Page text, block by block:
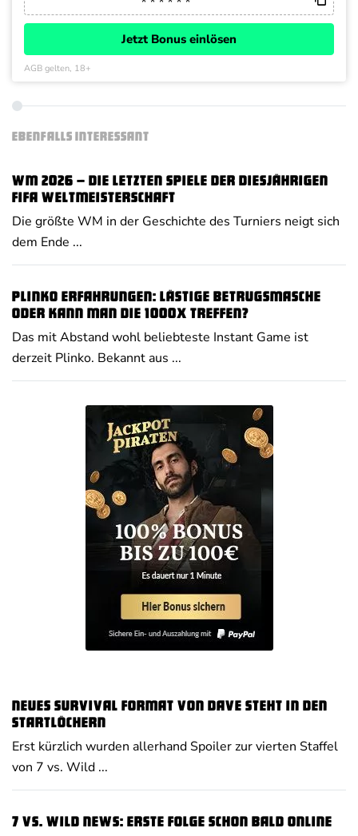
Jetzt Bonus einlösen
AGB gelten, 18+
EBENFALLS INTERESSANT
WM 2026 – Die letzten Spiele der diesjährigen
FIFA Weltmeisterschaft
Die größte WM in der Geschichte des Turniers neigt sich
dem Ende ...
Plinko Erfahrungen: Lästige Betrugsmasche
oder kann man die 1000x treffen?
Das mit Abstand wohl beliebteste Instant Game ist
derzeit Plinko. Bekannt aus ...
Neues Survival Format von Dave steht in den
Startlöchern
Erst kürzlich wurden allerhand Spoiler zur vierten Staffel
von 7 vs. Wild ...
7 vs. Wild News: erste Folge schon bald online